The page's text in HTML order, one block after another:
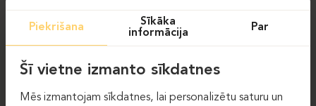
Piekrišana
Sīkāka
informācija
Par
Šī vietne izmanto sīkdatnes
Mēs izmantojam sīkdatnes, lai personalizētu saturu un